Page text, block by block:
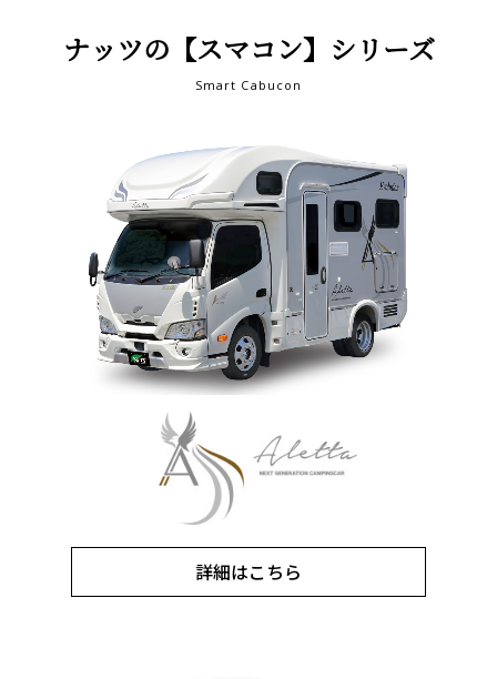
ナッツの【スマコン】シリーズ
Smart Cabucon
詳細はこちら